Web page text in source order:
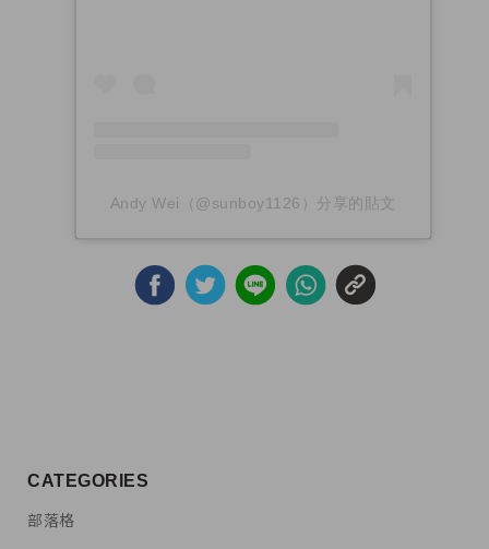
Andy Wei（@sunboy1126）分享的貼文
CATEGORIES
部落格